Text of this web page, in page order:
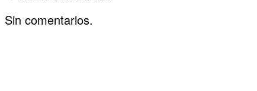
Sin comentarios.